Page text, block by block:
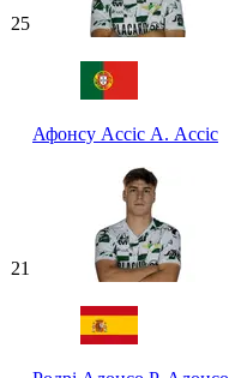
25
Афонсу Ассіс А. Ассіс
21